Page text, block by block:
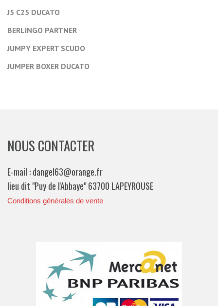
J5 C25 DUCATO
BERLINGO PARTNER
JUMPY EXPERT SCUDO
JUMPER BOXER DUCATO
NOUS CONTACTER
E-mail : dangel63@orange.fr
lieu dit "Puy de l'Abbaye" 63700 LAPEYROUSE
Conditions générales de vente